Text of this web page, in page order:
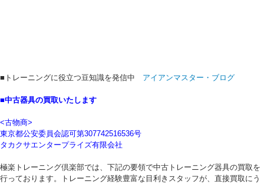
■トレーニングに役立つ豆知識を発信中 アイアンマスター・ブログ
■中古器具の買取いたします
<古物商>
東京都公安委員会認可第307742516536号
タカクサエンタープライズ有限会社
極楽トレーニング倶楽部では、下記の要領で中古トレーニング器具の買取を
行っております。トレーニング経験豊富な目利きスタッフが、直接買取にう